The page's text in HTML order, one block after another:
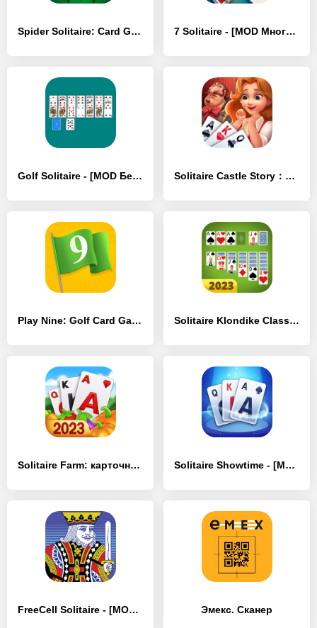
Spider Solitaire: Card Game - [MOD Бесконечные деньги] 7 Solitaire - [MOD Много монет]
Golf Solitaire - [MOD Бесконечные деньги] Solitaire Castle Story：Design - [MOD Бесконечные деньги]
Play Nine: Golf Card Game - [MOD Много денег] Solitaire Klondike Classic - [MOD Бесконечные деньги]
Solitaire Farm: карточные игры - [MOD Бесконечные монеты] Solitaire Showtime - [MOD Бесконечные деньги]
FreeCell Solitaire - [MOD Бесконечные деньги] Эмекс. Сканер